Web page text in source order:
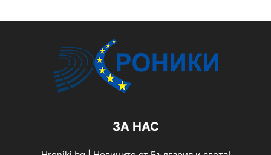
ЗА НАС